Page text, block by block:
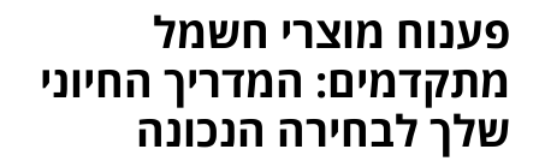
פענוח מוצרי חשמל
מתקדמים: המדריך החיוני
שלך לבחירה הנכונה